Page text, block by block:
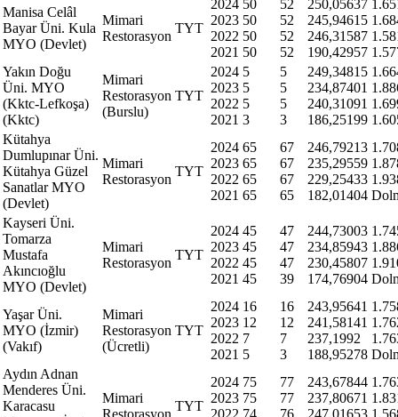
Manisa Celâl
Bayar Üni. Kula
MYO (Devlet)
Mimari
Restorasyon
TYT
2024
2023
2022
2021
50
50
50
50
52
52
52
52
250,05637
245,94615
246,31587
190,42957
Yakın Doğu
Üni. MYO
(Kktc-Lefkoşa)
(Kktc)
Mimari
Restorasyon
(Burslu)
TYT
2024
2023
2022
2021
5
5
5
3
5
5
5
3
249,34815
234,87401
240,31091
186,25199
Kütahya
Dumlupınar Üni.
Kütahya Güzel
Sanatlar MYO
(Devlet)
Mimari
Restorasyon
TYT
2024
2023
2022
2021
65
65
65
65
67
67
67
65
246,79213
235,29559
229,25433
182,01404
Kayseri Üni.
Tomarza
Mustafa
Akıncıoğlu
MYO (Devlet)
Mimari
Restorasyon
TYT
2024
2023
2022
2021
45
45
45
45
47
47
47
39
244,73003
234,85943
230,45807
174,76904
Yaşar Üni.
MYO (İzmir)
(Vakıf)
Mimari
Restorasyon
(Ücretli)
TYT
2024
2023
2022
2021
16
12
7
5
16
12
7
3
243,95641
241,58141
237,1992
188,95278
Aydın Adnan
Menderes Üni.
Karacasu
Mimari
Restorasyon
TYT
2024
2023
2022
75
75
74
77
77
76
243,67844
237,80671
247,01653